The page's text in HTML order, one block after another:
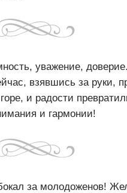
уважение,
взявшись за руки,
и радости
и гармонии!
за молодоженов!